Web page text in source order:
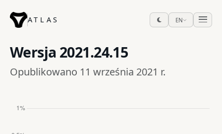
ATLAS EN
Wersja 2021.24.15
Opublikowano 11 września 2021 r.